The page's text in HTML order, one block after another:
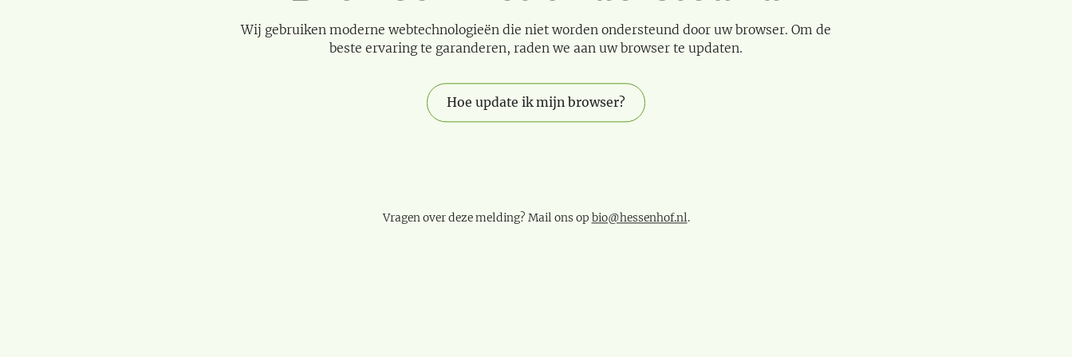
Wij gebruiken moderne webtechnologieën die niet worden ondersteund door uw browser. Om de
beste ervaring te garanderen, raden we aan uw browser te updaten.
Hoe update ik mijn browser?
Vragen over deze melding? Mail ons op bio@hessenhof.nl.